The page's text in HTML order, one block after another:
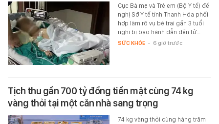
Cục Bà mẹ và Trẻ em (Bộ Y tế) đề
nghị Sở Y tế tỉnh Thanh Hóa phối
hợp làm rõ vụ bé trai gần 3 tuổi
nghi bị bạo hành dẫn đến tử…
SỨC KHỎE - 6 giờ trước
Tịch thu gần 700 tỷ đồng tiền mặt cùng 74 kg
vàng thỏi tại một căn nhà sang trọng
74 kg vàng thỏi cùng hàng trăm